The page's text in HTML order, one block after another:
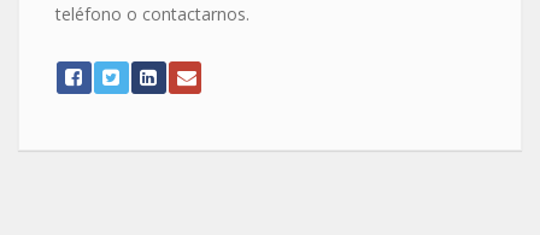
teléfono o contactarnos.